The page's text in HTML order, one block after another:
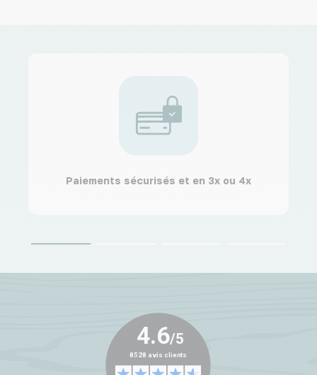
Paiements sécurisés et en 3x ou 4x